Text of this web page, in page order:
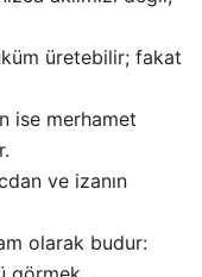
üretebilir; fakat
ise merhamet
ve izanın
olarak budur: